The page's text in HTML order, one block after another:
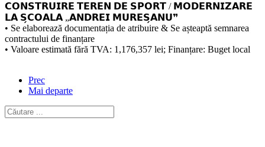
𝗖𝗢𝗡𝗦𝗧𝗥𝗨𝗜𝗥𝗘 𝗧𝗘𝗥𝗘𝗡 𝗗𝗘 𝗦𝗣𝗢𝗥𝗧 / 𝗠𝗢𝗗𝗘𝗥𝗡𝗜𝗭𝗔𝗥𝗘
𝗟𝗔 𝗦̗𝗖𝗢𝗔𝗟𝗔 „𝗔𝗡𝗗𝗥𝗘𝗜 𝗠𝗨𝗥𝗘𝗦̗𝗔𝗡𝗨❞
• Se elaborează documentația de atribuire & Se așteaptă semnarea
contractului de finanțare
• Valoare estimată fără TVA: 1,176,357 lei; Finanțare: Buget local
Prec
Mai departe